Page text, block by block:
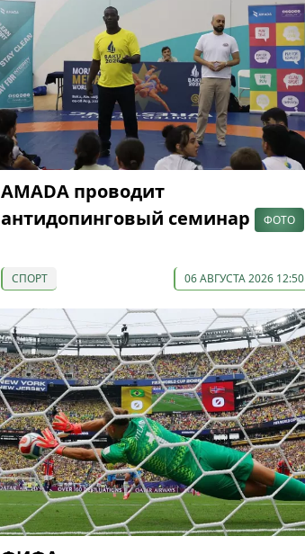
AMADA проводит
антидопинговый семинар
ФОТО
СПОРТ 06 АВГУСТА 2026 12:50